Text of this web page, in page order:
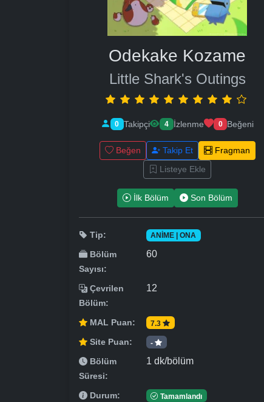
Odekake Kozame
Little Shark's Outings
0 Takipçi 4 İzlenme 0 Beğeni
Beğen Takip Et
Fragman
Listeye Ekle
İlk Bölüm Son Bölüm
Tip: ANIME | ONA
Bölüm
Sayısı:
60
Çevrilen
Bölüm:
12
MAL Puan: 7.3
Site Puan: -
Bölüm
Süresi:
1 dk/bölüm
Durum: Tamamlandı